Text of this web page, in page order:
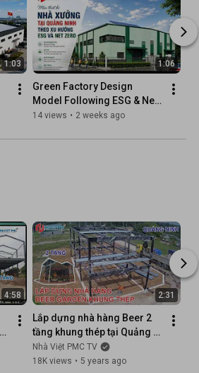
1:03 1:06
Green Factory Design
Model Following ESG & Net
Zero Trends in Quang Ninh
14 views • 2 weeks ago
4:58 2:31
Lắp dựng nhà hàng Beer 2
tầng khung thép tại Quảng
Ninh | Thi công nhà lắp ghép
| Nhà Việt PMC
Nhà Việt PMC TV
18K views • 5 years ago